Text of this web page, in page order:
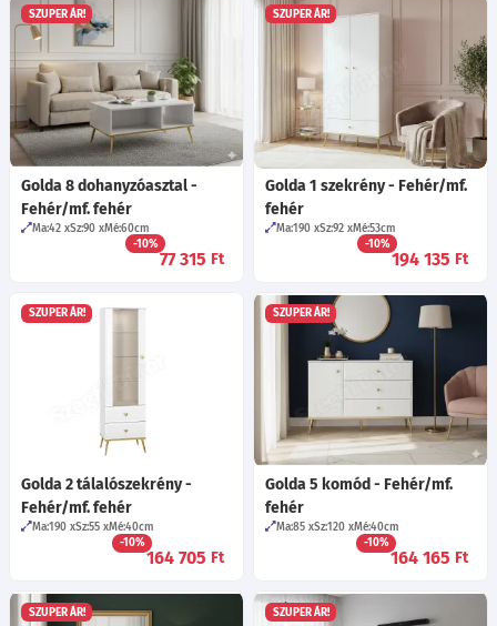
SZUPER ÁR!
Golda 8 dohanyzóasztal -
Fehér/mf. fehér
Ma:42 Sz:90 Mé:60cm
-10%
77 315 Ft
SZUPER ÁR!
Golda 1 szekrény - Fehér/mf.
fehér
Ma:190 Sz:92 Mé:53cm
-10%
194 135 Ft
SZUPER ÁR!
Golda 2 tálalószekrény -
Fehér/mf. fehér
Ma:190 Sz:55 Mé:40cm
-10%
164 705 Ft
SZUPER ÁR!
Golda 5 komód - Fehér/mf.
fehér
Ma:85 Sz:120 Mé:40cm
-10%
164 165 Ft
SZUPER ÁR! SZUPER ÁR!